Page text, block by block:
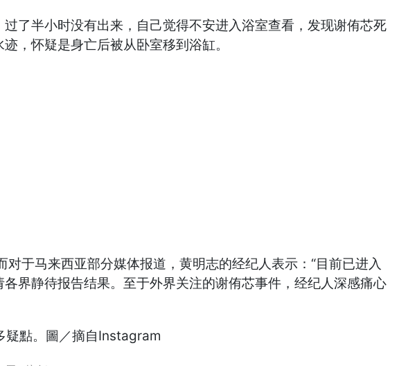
了半小时没有出来，自己觉得不安进入浴室查看，发现谢侑芯死
，怀疑是身亡后被从卧室移到浴缸。
于马来西亚部分媒体报道，黄明志的经纪人表示：“目前已进入
界静待报告结果。至于外界关注的谢侑芯事件，经纪人深感痛心